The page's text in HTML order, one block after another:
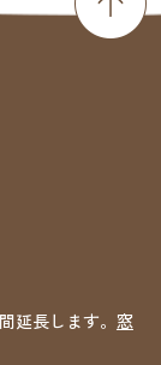
延長します。 窓